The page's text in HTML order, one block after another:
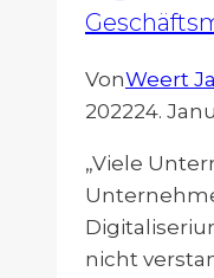
VonWeert
202224.
„Viele
nicht